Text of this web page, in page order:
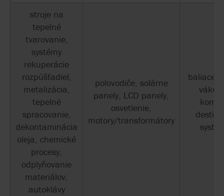
stroje na
tepelné
tvarovanie,
systémy
rekuperácie
rozpúšťadiel,
metalizácia,
tepelné
spracovanie,
dekontaminácia
oleja, chemické
procesy,
odplyňovanie
materiálov,
autoklávy
polovodiče, solárne
panely, LCD panely,
osvetlenie,
motory/transformátory
baliace